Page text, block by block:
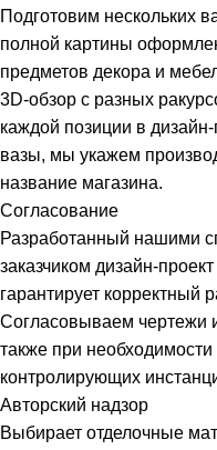
Подготовим нескольких
полной картины
предметов декора и
3D-обзор с разных
каждой позиции в
вазы, мы укажем
название магазина.
Согласование
Разработанный нашими
заказчиком дизайн-
гарантирует корректный
Согласовываем чертежи
также при
контролирующих
Авторский надзор
Выбирает отделочные